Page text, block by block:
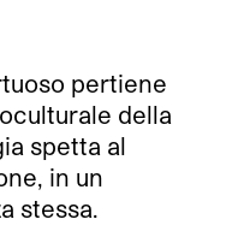
pertiene
della
spetta al
in un
stessa.